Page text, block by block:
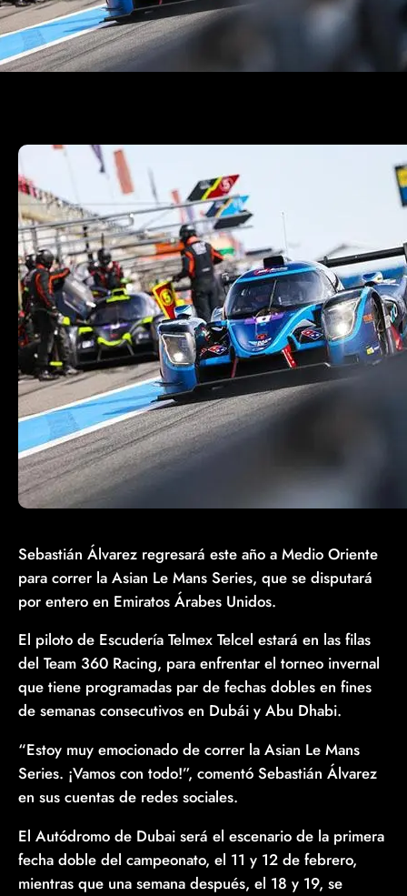
Sebastián Álvarez regresará este año a Medio Oriente
para correr la Asian Le Mans Series, que se disputará
por entero en Emiratos Árabes Unidos.
El piloto de Escudería Telmex Telcel estará en las filas
del Team 360 Racing, para enfrentar el torneo invernal
que tiene programadas par de fechas dobles en fines
de semanas consecutivos en Dubái y Abu Dhabi.
“Estoy muy emocionado de correr la Asian Le Mans
Series. ¡Vamos con todo!”, comentó Sebastián Álvarez
en sus cuentas de redes sociales.
El Autódromo de Dubai será el escenario de la primera
fecha doble del campeonato, el 11 y 12 de febrero,
mientras que una semana después, el 18 y 19, se